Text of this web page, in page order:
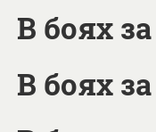
В боях
В боях